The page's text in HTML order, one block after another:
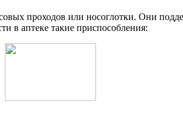
проходов или носоглотки. Они
в аптеке такие приспособления: